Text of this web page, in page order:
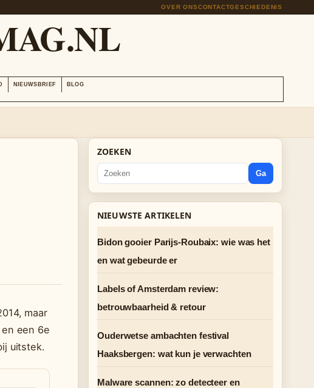
OVER ONSCONTACTGESCHIEDENIS
NIEUWSBRIEF BLOG
maar
een 6e
uitstek.
ZOEKEN
Ga
NIEUWSTE ARTIKELEN
Bidon gooier Parijs-Roubaix: wie was het
en wat gebeurde er
Labels of Amsterdam review:
betrouwbaarheid & retour
Ouderwetse ambachten festival
Haaksbergen: wat kun je verwachten
Malware scannen: zo detecteer en